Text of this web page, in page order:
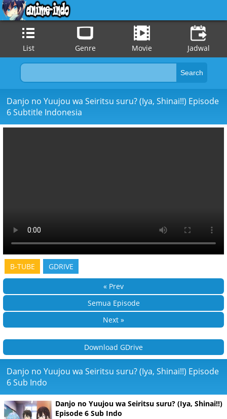
List Genre Movie Jadwal
Danjo no Yuujou wa Seiritsu suru? (Iya, Shinai!!) Episode
6 Subtitle Indonesia
B-TUBE GDRIVE
« Prev
Semua Episode
Next »
Download GDrive
Danjo no Yuujou wa Seiritsu suru? (Iya, Shinai!!) Episode
6 Sub Indo
Danjo no Yuujou wa Seiritsu suru? (Iya, Shinai!!)
Episode 6 Sub Indo